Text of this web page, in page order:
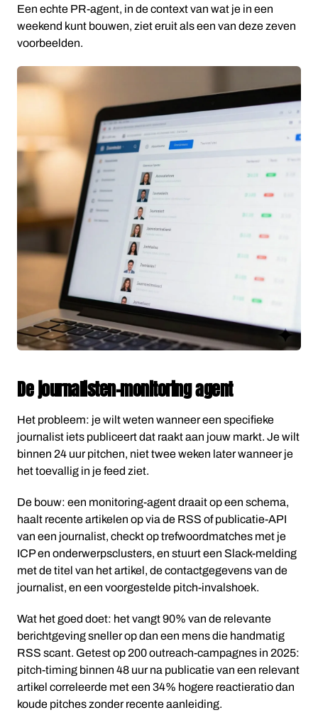
Een echte PR-agent, in de context van wat je in een
weekend kunt bouwen, ziet eruit als een van deze zeven
voorbeelden.
De journalisten-monitoring agent
Het probleem: je wilt weten wanneer een specifieke
journalist iets publiceert dat raakt aan jouw markt. Je wilt
binnen 24 uur pitchen, niet twee weken later wanneer je
het toevallig in je feed ziet.
De bouw: een monitoring-agent draait op een schema,
haalt recente artikelen op via de RSS of publicatie-API
van een journalist, checkt op trefwoordmatches met je
ICP en onderwerpsclusters, en stuurt een Slack-melding
met de titel van het artikel, de contactgegevens van de
journalist, en een voorgestelde pitch-invalshoek.
Wat het goed doet: het vangt 90% van de relevante
berichtgeving sneller op dan een mens die handmatig
RSS scant. Getest op 200 outreach-campagnes in 2025:
pitch-timing binnen 48 uur na publicatie van een relevant
artikel correleerde met een 34% hogere reactieratio dan
koude pitches zonder recente aanleiding.